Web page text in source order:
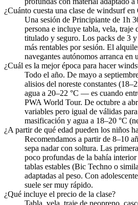
¿Cuánto cuesta una clase de windsurf en
Una sesión de Principiante de 1h
persona e incluye tabla, vela, traje
titulado y seguro. Los packs de 3
más rentables por sesión. El
navegantes autónomos arranca en
¿Cuál es la mejor época para hacer
Todo el año. De mayo a
alisios del noreste constantes
agua a 20–22 °C — es cuando
PWA World Tour. De octubre a
variables pero igual de válidas
masificación y agua a 18–20 °C
¿A partir de qué edad pueden los niños
Recomendamos a partir de 8–10
sepa nadar con soltura. Las
poco profundas de la bahía
tablas estables (Bic Techno o
adaptadas al peso. Con
suele ser muy rápido.
¿Qué incluye el precio de la clase?
Tabla, vela, traje de neopreno,